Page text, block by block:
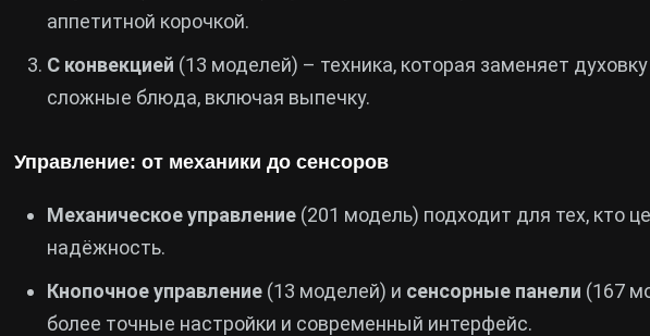
аппетитной корочкой.
С конвекцией (13 моделей) – техника, которая заменяет
сложные блюда, включая выпечку.
Управление: от механики до сенсоров
Механическое управление (201 модель) подходит для тех, кто
надёжность.
Кнопочное управление (13 моделей) и сенсорные панели (167
более точные настройки и современный интерфейс.